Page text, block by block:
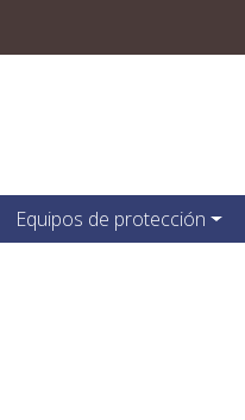
Equipos de protección